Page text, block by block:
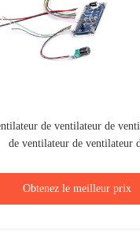
de ventilateur de
de ventilateur de ventilateur
Obtenez le meilleur prix